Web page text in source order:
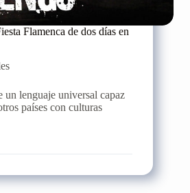
Flamenca de dos días en
un lenguaje universal capaz
países con culturas